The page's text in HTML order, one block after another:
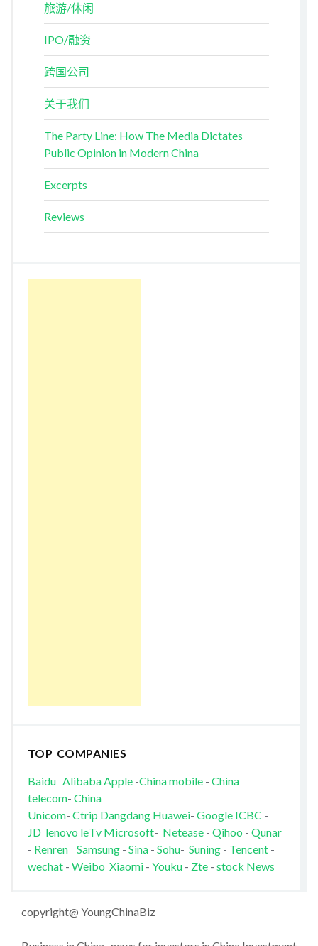
旅游/休闲
IPO/融资
跨国公司
关于我们
The Party Line: How The Media Dictates
Public Opinion in Modern China
Excerpts
Reviews
TOP COMPANIES
Baidu AlibabaApple-China mobile- China
telecom- China
Unicom- Ctrip Dangdang Huawei- Google ICBC -
JD lenovo leTv Microsoft- Netease- Qihoo - Qunar
- Renren Samsung- Sina- Sohu- Suning- Tencent-
wechat - Weibo Xiaomi- Youku - Zte- stock News
copyright@ YoungChinaBiz